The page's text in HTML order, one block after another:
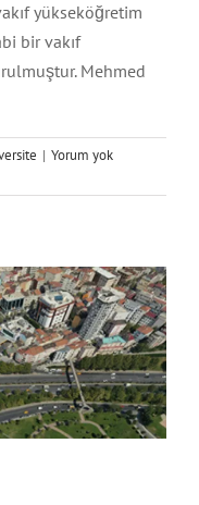
yükseköğretim
bir vakıf
Mehmed
| Yorum yok